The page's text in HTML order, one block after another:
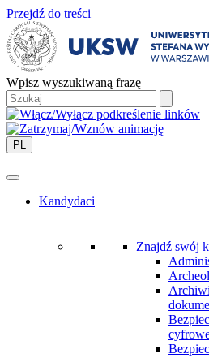
Przejdź do treści
Wpisz wyszukiwaną frazę
PL
Kandydaci
Znajdź swój